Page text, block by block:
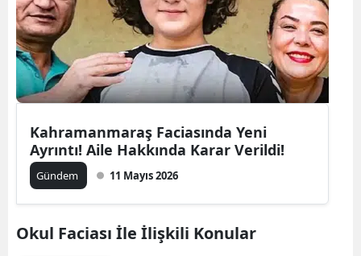
Kahramanmaraş Faciasında Yeni
Ayrıntı! Aile Hakkında Karar Verildi!
Gündem 11 Mayıs 2026
Okul Faciası İle İlişkili Konular